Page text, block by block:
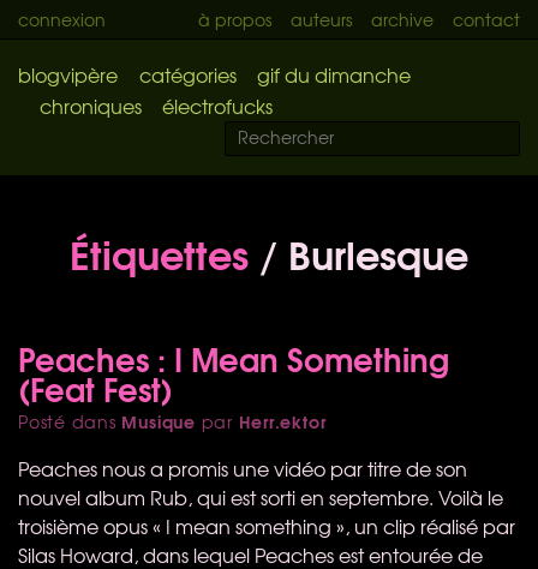
connexion à propos auteurs archive contact
blogvipère catégories
gif du dimanche
chroniques
électrofucks
Étiquettes / Burlesque
Peaches : I Mean Something
(Feat Fest)
Posté dans Musique par Herr.ektor
Peaches nous a promis une vidéo par titre de son
nouvel album Rub, qui est sorti en septembre. Voilà le
troisième opus « I mean something », un clip réalisé par
Silas Howard, dans lequel Peaches est entourée de